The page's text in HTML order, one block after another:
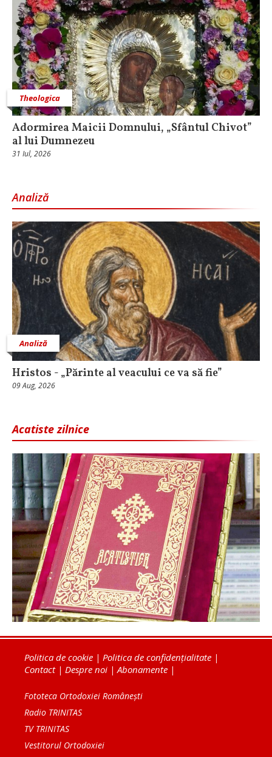
Theologica
Adormirea Maicii Domnului, „Sfântul Chivot”
al lui Dumnezeu
31 Iul, 2026
Analiză
Analiză
Hristos - „Părinte al veacului ce va să fie”
09 Aug, 2026
Acatiste zilnice
Politica de cookie | Politica de confidențialitate |
Contact| Despre noi |Abonamente |
Fototeca Ortodoxiei Românești
Radio TRINITAS
TV TRINITAS
Vestitorul Ortodoxiei